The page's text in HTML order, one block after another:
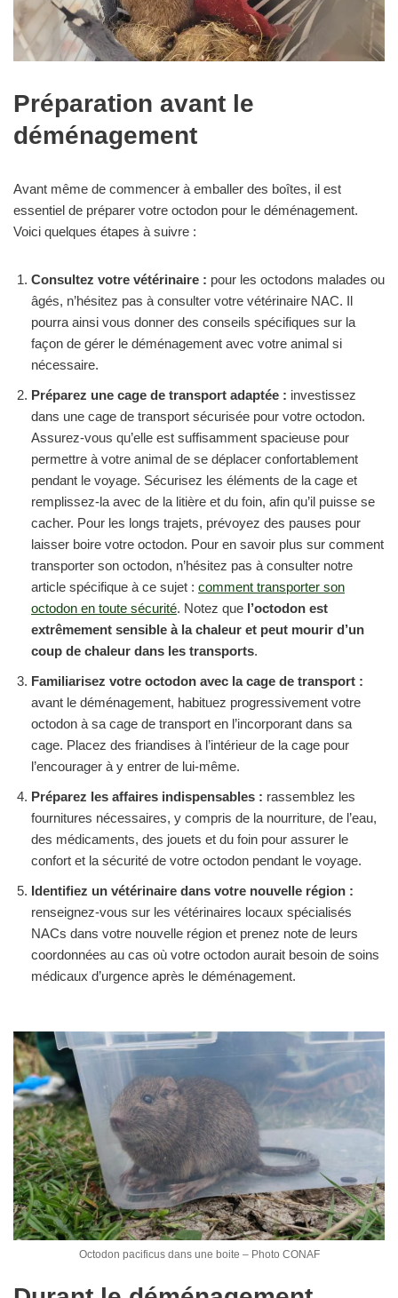
Préparation avant le
déménagement
Avant même de commencer à emballer des boîtes, il est
essentiel de préparer votre octodon pour le déménagement.
Voici quelques étapes à suivre :
Consultez votre vétérinaire : pour les octodons malades ou
âgés, n’hésitez pas à consulter votre vétérinaire NAC. Il
pourra ainsi vous donner des conseils spécifiques sur la
façon de gérer le déménagement avec votre animal si
nécessaire.
Préparez une cage de transport adaptée : investissez
dans une cage de transport sécurisée pour votre octodon.
Assurez-vous qu’elle est suffisamment spacieuse pour
permettre à votre animal de se déplacer confortablement
pendant le voyage. Sécurisez les éléments de la cage et
remplissez-la avec de la litière et du foin, afin qu’il puisse se
cacher. Pour les longs trajets, prévoyez des pauses pour
laisser boire votre octodon. Pour en savoir plus sur comment
transporter son octodon, n’hésitez pas à consulter notre
article spécifique à ce sujet : comment transporter son
octodon en toute sécurité. Notez que l’octodon est
extrêmement sensible à la chaleur et peut mourir d’un
coup de chaleur dans les transports.
Familiarisez votre octodon avec la cage de transport :
avant le déménagement, habituez progressivement votre
octodon à sa cage de transport en l’incorporant dans sa
cage. Placez des friandises à l’intérieur de la cage pour
l’encourager à y entrer de lui-même.
Préparez les affaires indispensables : rassemblez les
fournitures nécessaires, y compris de la nourriture, de l’eau,
des médicaments, des jouets et du foin pour assurer le
confort et la sécurité de votre octodon pendant le voyage.
Identifiez un vétérinaire dans votre nouvelle région :
renseignez-vous sur les vétérinaires locaux spécialisés
NACs dans votre nouvelle région et prenez note de leurs
coordonnées au cas où votre octodon aurait besoin de soins
médicaux d’urgence après le déménagement.
Octodon pacificus dans une boite – Photo CONAF